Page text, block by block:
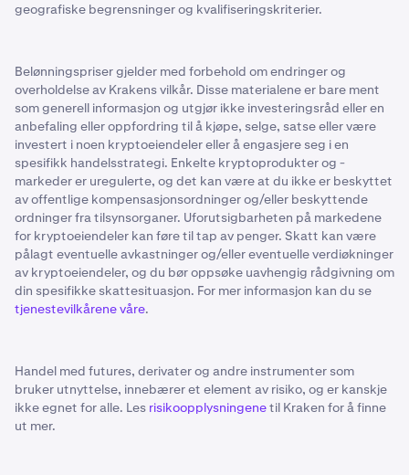
geografiske begrensninger og kvalifiseringskriterier.
Belønningspriser gjelder med forbehold om endringer og
overholdelse av Krakens vilkår. Disse materialene er bare ment
som generell informasjon og utgjør ikke investeringsråd eller en
anbefaling eller oppfordring til å kjøpe, selge, satse eller være
investert i noen kryptoeiendeler eller å engasjere seg i en
spesifikk handelsstrategi. Enkelte kryptoprodukter og -
markeder er uregulerte, og det kan være at du ikke er beskyttet
av offentlige kompensasjonsordninger og/eller beskyttende
ordninger fra tilsynsorganer. Uforutsigbarheten på markedene
for kryptoeiendeler kan føre til tap av penger. Skatt kan være
pålagt eventuelle avkastninger og/eller eventuelle verdiøkninger
av kryptoeiendeler, og du bør oppsøke uavhengig rådgivning om
din spesifikke skattesituasjon. For mer informasjon kan du se
tjenestevilkårene våre.
Handel med futures, derivater og andre instrumenter som
bruker utnyttelse, innebærer et element av risiko, og er kanskje
ikke egnet for alle. Les risikoopplysningenetil Kraken for å finne
ut mer.